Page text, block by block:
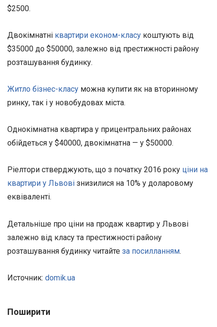
$2500.
Двокімнатні квартири економ-класу коштують від
$35000 до $50000, залежно від престижності району
розташування будинку.
Житло бізнес-класу можна купити як на вторинному
ринку, так і у новобудовах міста.
Однокімнатна квартира у прицентральних районах
обійдеться у $40000, двокімнатна — у $50000.
Ріелтори стверджують, що з початку 2016 року ціни на
квартири у Львові знизилися на 10% у доларовому
еквіваленті.
Детальніше про ціни на продаж квартир у Львові
залежно від класу та престижності району
розташування будинку читайте за посилланням.
Источник: domik.ua
Поширити